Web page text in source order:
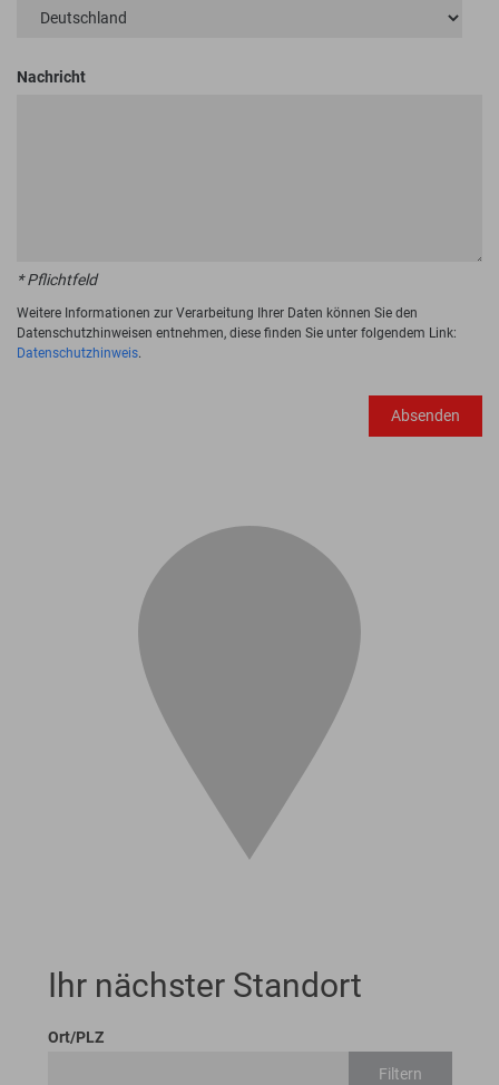
Nachricht
* Pflichtfeld
Weitere Informationen zur Verarbeitung Ihrer Daten können Sie den
Datenschutzhinweisen entnehmen, diese finden Sie unter folgendem Link:
Datenschutzhinweis.
Absenden
Ihr nächster Standort
Ort/PLZ
Filtern